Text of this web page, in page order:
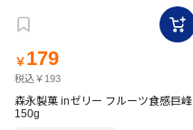
￥ 179
税込￥193
森永製菓 inゼリー フルーツ食感巨峰
150g